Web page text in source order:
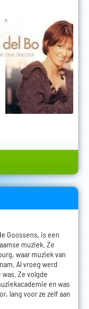
Goossens, is een
muziek. Ze
waar muziek van
Al vroeg werd
Ze volgde
en was
lang voor ze zelf aan